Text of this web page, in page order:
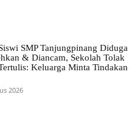
SMP Tanjungpinang Diduga
& Diancam, Sekolah Tolak
Keluarga Minta Tindakan
2026